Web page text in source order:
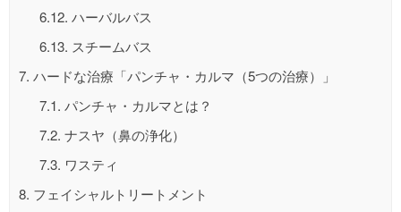
6.12. ハーバルバス
6.13. スチームバス
7. ハードな治療「パンチャ・カルマ（5つの治療）」
7.1. パンチャ・カルマとは？
7.2. ナスヤ（鼻の浄化）
7.3. ワスティ
8. フェイシャルトリートメント